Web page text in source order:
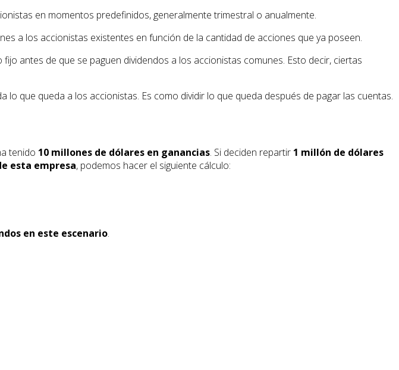
en momentos predefinidos, generalmente trimestral o anualmente.
a los accionistas existentes en función de la cantidad de acciones que ya poseen.
antes de que se paguen dividendos a los accionistas comunes. Esto decir, ciertas
lo que queda a los accionistas. Es como dividir lo que queda después de pagar las cuentas.
tenido 10 millones de dólares en ganancias. Si deciden repartir 1 millón de dólares
esta empresa, podemos hacer el siguiente cálculo:
en este escenario.